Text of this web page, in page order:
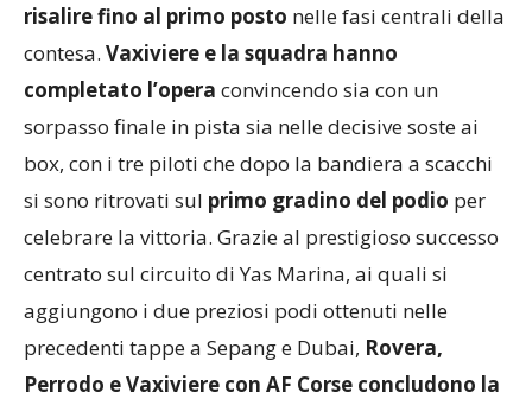
risalire fino al primo posto nelle fasi centrali della
contesa. Vaxiviere e la squadra hanno
completato l’opera convincendo sia con un
sorpasso finale in pista sia nelle decisive soste ai
box, con i tre piloti che dopo la bandiera a scacchi
si sono ritrovati sul primo gradino del podio per
celebrare la vittoria. Grazie al prestigioso successo
centrato sul circuito di Yas Marina, ai quali si
aggiungono i due preziosi podi ottenuti nelle
precedenti tappe a Sepang e Dubai, Rovera,
Perrodo e Vaxiviere con AF Corse concludono la